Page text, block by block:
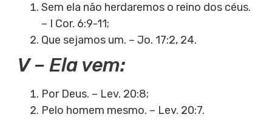
Sem ela não herdaremos o reino dos céus.
– I Cor. 6:9-11;
Que sejamos um. – Jo. 17:2, 24.
V – Ela vem:
Por Deus. – Lev. 20:8;
Pelo homem mesmo. – Lev. 20:7.